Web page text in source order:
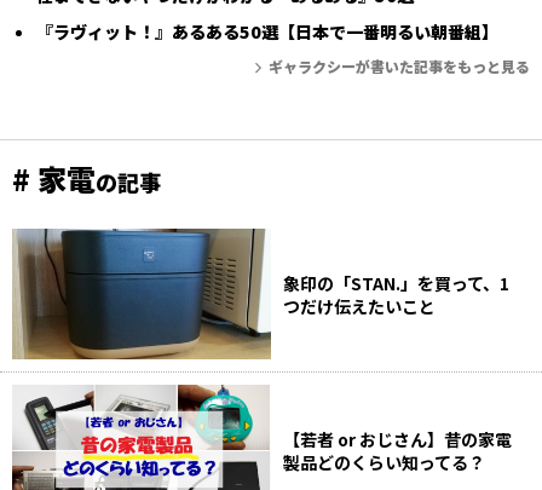
『ラヴィット！』あるある50選【日本で一番明るい朝番組】
ギャラクシーが書いた記事をもっと見る
# 家電の記事
象印の「STAN.」を買って、1
つだけ伝えたいこと
【若者 or おじさん】昔の家電
製品どのくらい知ってる？